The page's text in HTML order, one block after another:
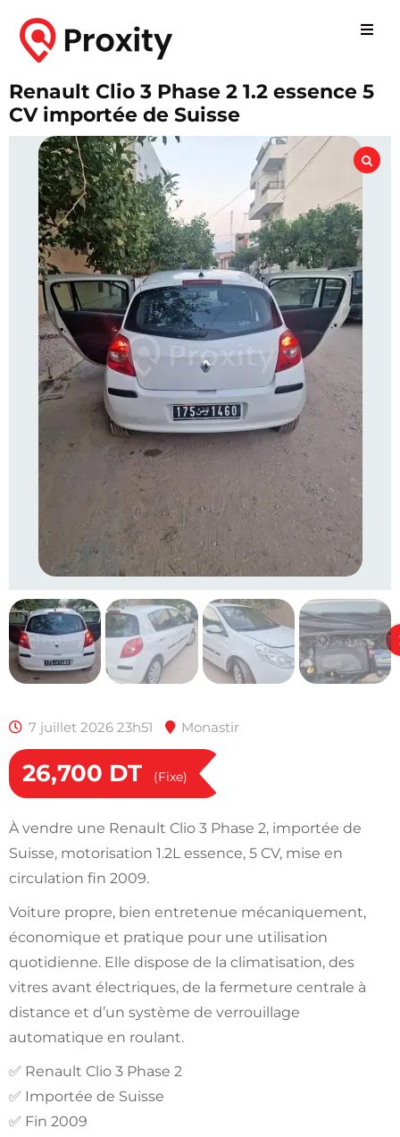
Renault Clio 3 Phase 2 1.2 essence 5
CV importée de Suisse
7 juillet 2026 23h51 Monastir
26,700 DT (Fixe)
À vendre une Renault Clio 3 Phase 2, importée de
Suisse, motorisation 1.2L essence, 5 CV, mise en
circulation fin 2009.
Voiture propre, bien entretenue mécaniquement,
économique et pratique pour une utilisation
quotidienne. Elle dispose de la climatisation, des
vitres avant électriques, de la fermeture centrale à
distance et d’un système de verrouillage
automatique en roulant.
✅ Renault Clio 3 Phase 2
✅ Importée de Suisse
✅ Fin 2009